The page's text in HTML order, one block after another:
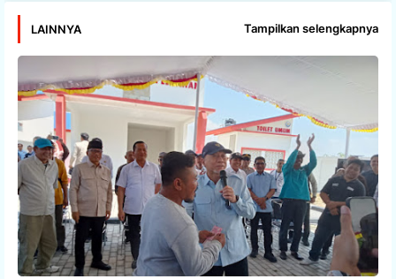
LAINNYA Tampilkan selengkapnya